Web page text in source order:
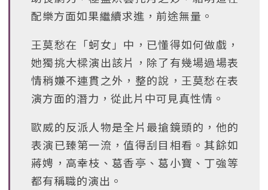
配樂方面如果繼續求進，前途無量。
王莫愁在「蚵女」中，已懂得如何做戲，
她獨挑大樑演出該片，除了有幾場過場表
情稍嫌不連貫之外，整的說，王莫愁在表
演方面的潛力，從此片中可見真性情。
歐威的反派人物是全片最搶鏡頭的，他的
表演已臻第一流，值得刮目相看。其餘如
蔣娉，高幸枝、葛香亭、葛小寶、丁強等
都有稱職的演出。